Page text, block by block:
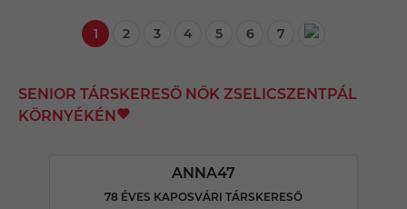
1 2 3 4 5 6 7
SENIOR TÁRSKERESŐ NŐK ZSELICSZENTPÁL
KÖRNYÉKÉN
ANNA47
78 ÉVES KAPOSVÁRI TÁRSKERESŐ